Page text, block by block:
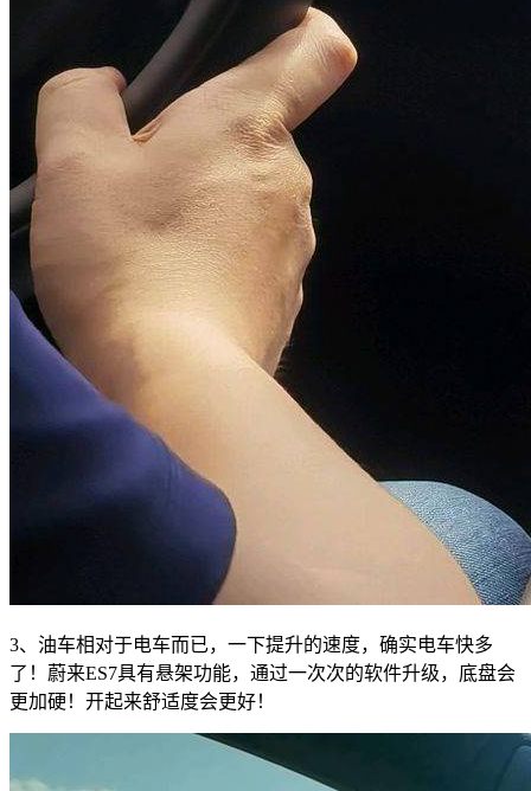
3、油车相对于电车而已，一下提升的速度，确实电车快多
了！蔚来ES7具有悬架功能，通过一次次的软件升级，底盘会
更加硬！开起来舒适度会更好！